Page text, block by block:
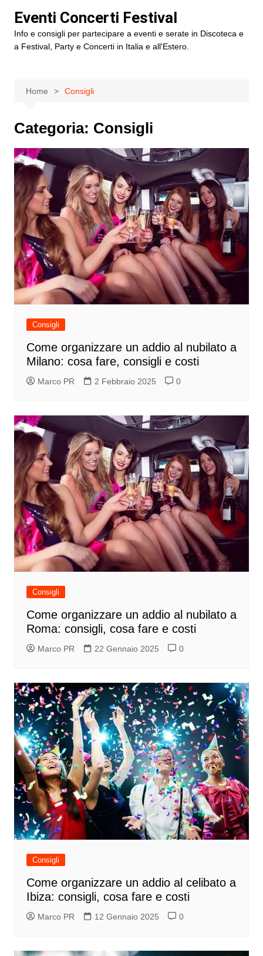
contenuto
Eventi Concerti Festival
Info e consigli per partecipare a eventi e serate in Discoteca e
a Festival, Party e Concerti in Italia e all'Estero.
Home Consigli
Categoria: Consigli
Consigli
Come organizzare un addio al nubilato a
Milano: cosa fare, consigli e costi
Marco PR 2 Febbraio 2025 0
Consigli
Come organizzare un addio al nubilato a
Roma: consigli, cosa fare e costi
Marco PR 22 Gennaio 2025 0
Consigli
Come organizzare un addio al celibato a
Ibiza: consigli, cosa fare e costi
Marco PR 12 Gennaio 2025 0